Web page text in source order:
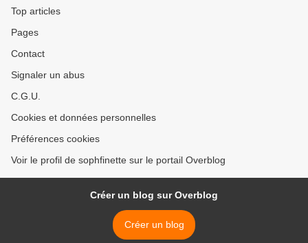
Top articles
Pages
Contact
Signaler un abus
C.G.U.
Cookies et données personnelles
Préférences cookies
Voir le profil de sophfinette sur le portail Overblog
Créer un blog sur Overblog
Créer un blog